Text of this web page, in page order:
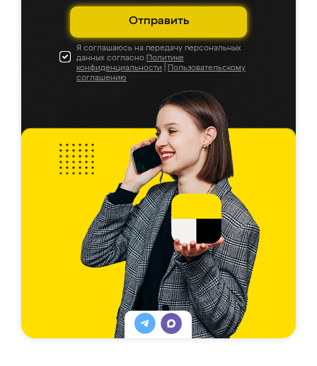
Отправить
Я соглашаюсь на передачу персональных
данных согласно Политике
конфиденциальности
Пользовательскому
соглашению